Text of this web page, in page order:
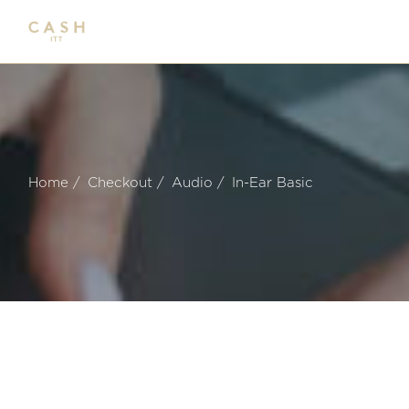
Home Checkout Audio In-Ear Basic